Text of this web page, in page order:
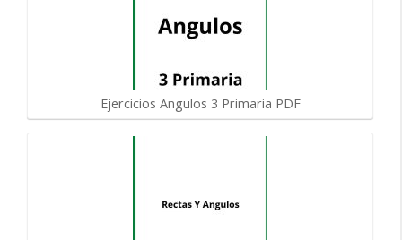
Ejercicios Angulos 3 Primaria PDF